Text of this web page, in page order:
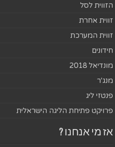
הזווית לסל
זווית אחרת
זווית המערכת
חידונים
מונדיאל 2018
מנג'ר
פנטזי ליג
פרויקט פתיחת הליגה הישראלית
אז מי אנחנו ?